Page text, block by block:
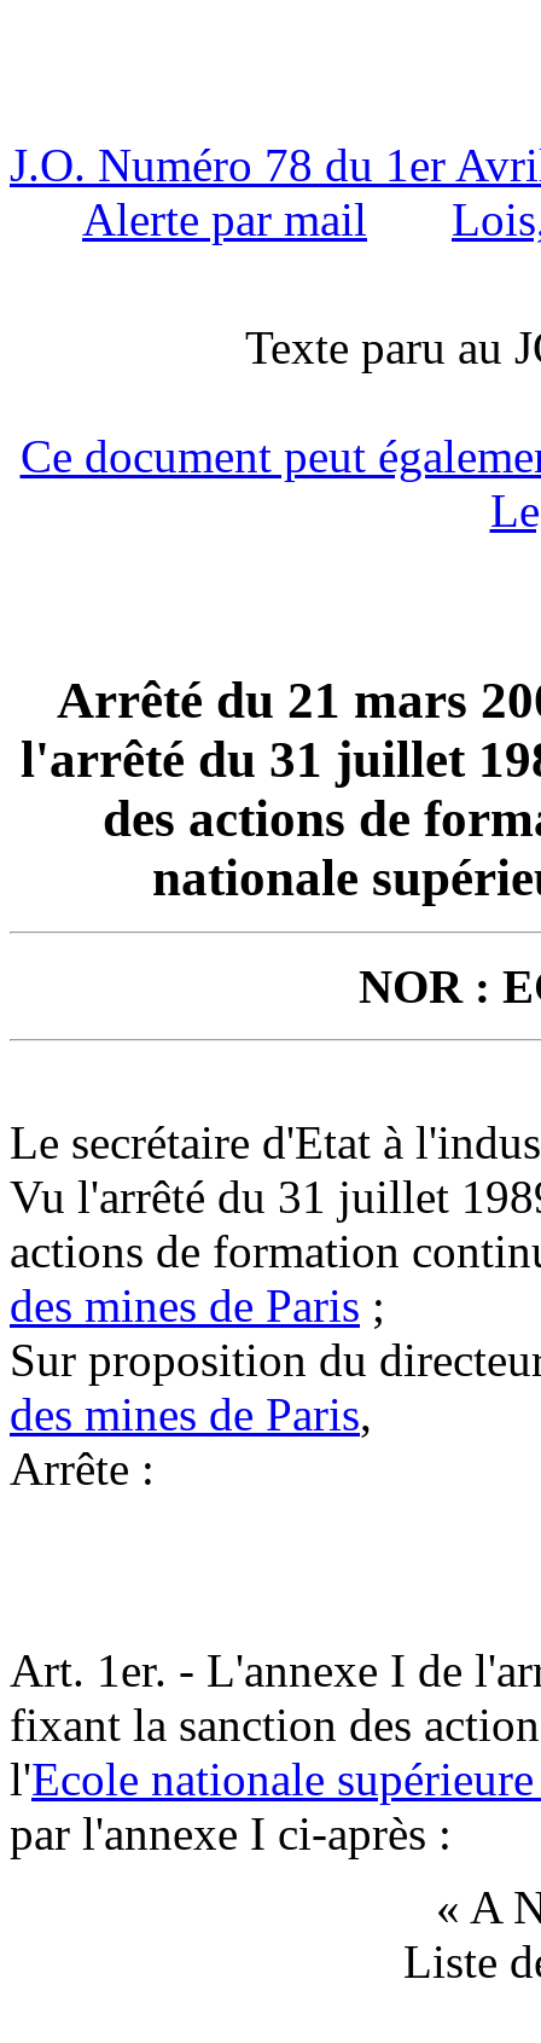
J.O. Numéro 78 du 1er
Alerte par mail
Texte paru au
Ce document peut
Arrêté du 21 mars
l'arrêté du 31 juillet
des actions de
nationale
NOR :
Le secrétaire d'Etat à
Vu l'arrêté du 31 juillet
actions de formation
des mines de Paris ;
Sur proposition du
des mines de Paris,
Arrête :
Art. 1er. - L'annexe I de
fixant la sanction des
l'Ecole nationale
par l'annexe I ci-après :
« A
Liste